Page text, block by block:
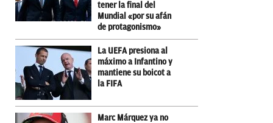
tener la final del
Mundial «por su afán
de protagonismo»
La UEFA presiona al
máximo a Infantino y
mantiene su boicot a
la FIFA
Marc Márquez ya no